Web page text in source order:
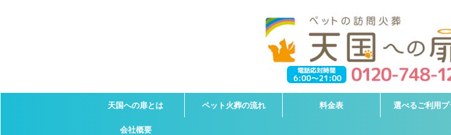
天国への扉とは ペット火葬の流れ 料金表 選べるご利用プ
会社概要